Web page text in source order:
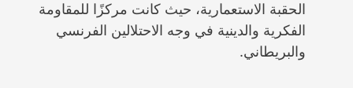
الحقبة الاستعمارية، حيث كانت مركزًا للمقاومة
الفكرية والدينية في وجه الاحتلالين الفرنسي
والبريطاني.